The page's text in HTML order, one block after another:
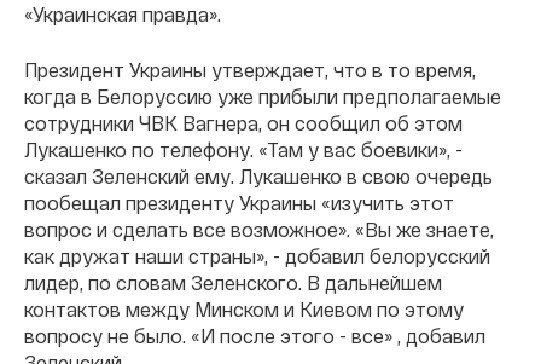
«Украинская правда».
Президент Украины утверждает, что в то время,
когда в Белоруссию уже прибыли предполагаемые
сотрудники ЧВК Вагнера, он сообщил об этом
Лукашенко по телефону. «Там у вас боевики», -
сказал Зеленский ему. Лукашенко в свою очередь
пообещал президенту Украины «изучить этот
вопрос и сделать все возможное». «Вы же знаете,
как дружат наши страны», - добавил белорусский
лидер, по словам Зеленского. В дальнейшем
контактов между Минском и Киевом по этому
вопросу не было. «И после этого - все» , добавил